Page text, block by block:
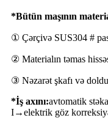
*Bütün maşının
① Çərçivə SUS304 #
② Materialın təmas
③ Nəzarət şkafı və
*İş axını:avtomatik
I→elektrik göz